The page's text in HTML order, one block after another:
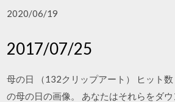
2020/06/19
2017/07/25
母の日 （132クリップアート） ヒット
の母の日の画像。 あなたはそれらをダ